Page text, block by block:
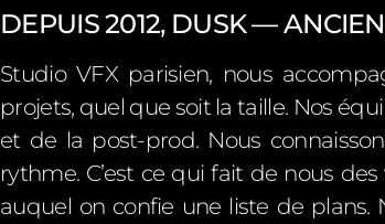
DEPUIS 2012, DUSK —
Studio VFX parisien, nous
projets, quel que soit la taille. Nos
et de la post-prod. Nous
rythme. C’est ce qui fait de nous
auquel on confie une liste de plans.